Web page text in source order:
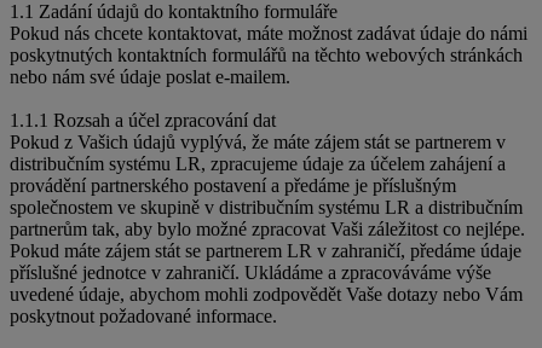
1.1 Zadání údajů do kontaktního formuláře
Pokud nás chcete kontaktovat, máte možnost zadávat údaje do námi
poskytnutých kontaktních formulářů na těchto webových stránkách
nebo nám své údaje poslat e-mailem.
1.1.1 Rozsah a účel zpracování dat
Pokud z Vašich údajů vyplývá, že máte zájem stát se partnerem v
distribučním systému LR, zpracujeme údaje za účelem zahájení a
provádění partnerského postavení a předáme je příslušným
společnostem ve skupině v distribučním systému LR a distribučním
partnerům tak, aby bylo možné zpracovat Vaši záležitost co nejlépe.
Pokud máte zájem stát se partnerem LR v zahraničí, předáme údaje
příslušné jednotce v zahraničí. Ukládáme a zpracováváme výše
uvedené údaje, abychom mohli zodpovědět Vaše dotazy nebo Vám
poskytnout požadované informace.